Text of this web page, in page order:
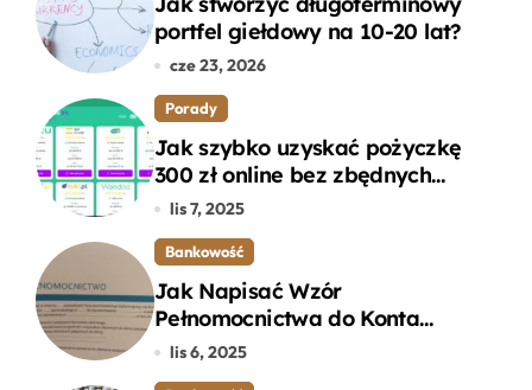
portfel giełdowy na 10-20 lat?
cze 23, 2026
Porady
Jak szybko uzyskać pożyczkę
300 zł online bez zbędnych
formalności?
lis 7, 2025
Bankowość
Jak Napisać Wzór
Pełnomocnictwa do Konta
Bankowego – Praktyczny
lis 6, 2025